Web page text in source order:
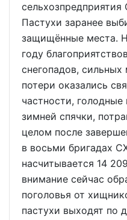
сельхозпредприятия
Пастухи заранее
защищённые места.
году
снегопадов,
потери оказались
частности,
зимней спячки,
целом после
в восьми бригадах
насчитывается 14
внимание сейчас
поголовья от
пастухи выходят по